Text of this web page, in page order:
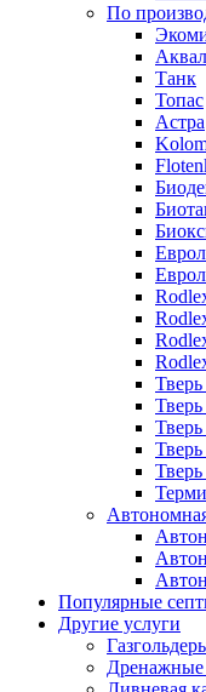
По
Танк
Топас
Астра
Популярные
Другие услуги
Дренажные